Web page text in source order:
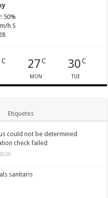
50%
h S
C 27C
MON
30C
TUE
Etiquetes
could not be determined
check failed
sanitaris